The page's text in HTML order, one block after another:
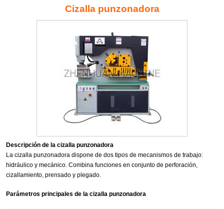
Cizalla punzonadora
Descripción de la cizalla punzonadora
La cizalla punzonadora dispone de dos tipos de mecanismos de trabajo:
hidráulico y mecánico. Combina funciones en conjunto de perforación,
cizallamiento, prensado y plegado.
Parámetros principales de la cizalla punzonadora